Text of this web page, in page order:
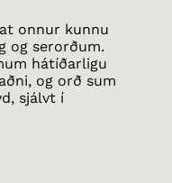
onnur kunnu
og serorðum.
hátíðarligu
og orð sum
sjálvt í